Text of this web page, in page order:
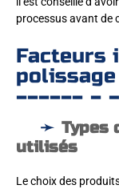
processus avant de
Facteurs
polissage
Types
utilisés
Le choix des